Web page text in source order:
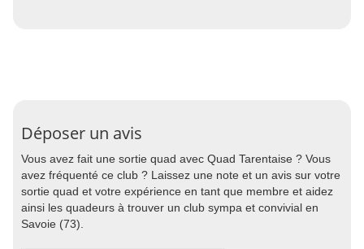
Déposer un avis
Vous avez fait une sortie quad avec Quad Tarentaise ? Vous
avez fréquenté ce club ? Laissez une note et un avis sur votre
sortie quad et votre expérience en tant que membre et aidez
ainsi les quadeurs à trouver un club sympa et convivial en
Savoie (73).